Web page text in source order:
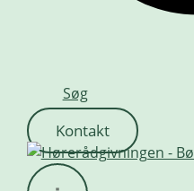
Søg
Kontakt